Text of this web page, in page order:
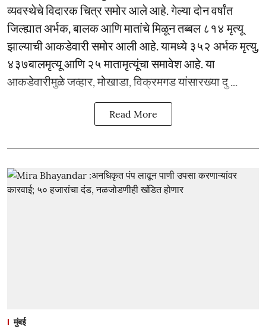
व्यवस्थेचे विदारक चित्र समोर आले आहे. गेल्या दोन वर्षांत
जिल्ह्यात अर्भक, बालक आणि मातांचे मिळून तब्बल ८१४ मृत्यू
झाल्याची आकडेवारी समोर आली आहे. यामध्ये ३५२ अर्भक मृत्यु,
४३७बालमृत्यू आणि २५ मातामृत्यूंचा समावेश आहे. या
आकडेवारीमुळे जव्हार, मोखाडा, विक्रमगड यांसारख्या दु ...
Read More
मुंबई